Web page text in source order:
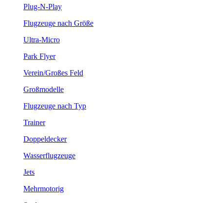
Plug-N-Play
Flugzeuge nach Größe
Ultra-Micro
Park Flyer
Verein/Großes Feld
Großmodelle
Flugzeuge nach Typ
Trainer
Doppeldecker
Wasserflugzeuge
Jets
Mehrmotorig